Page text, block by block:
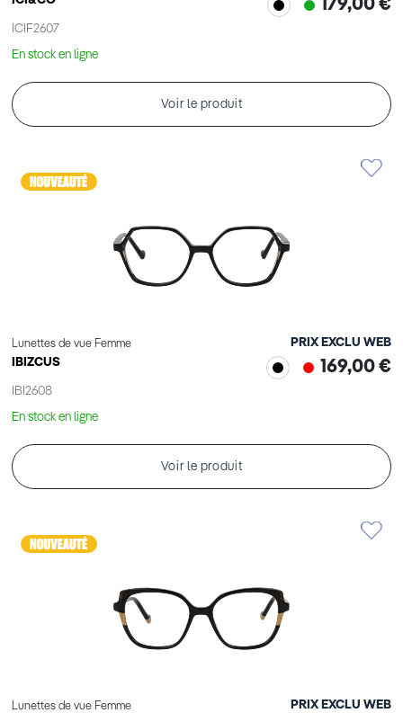
ICIF2607
179,00 €
En stock en ligne
Voir le produit
Lunettes de vue Femme
IBIZCUS
IBI2608
PRIX EXCLU WEB
169,00 €
En stock en ligne
Voir le produit
Lunettes de vue Femme PRIX EXCLU WEB